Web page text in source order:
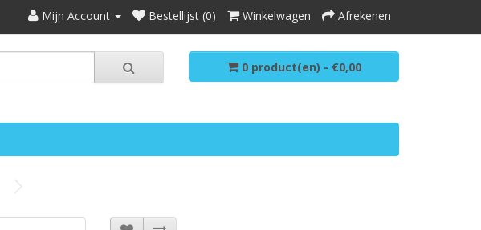
Mijn Account Bestellijst (0) Winkelwagen Afrekenen
0 product(en) - €0,00